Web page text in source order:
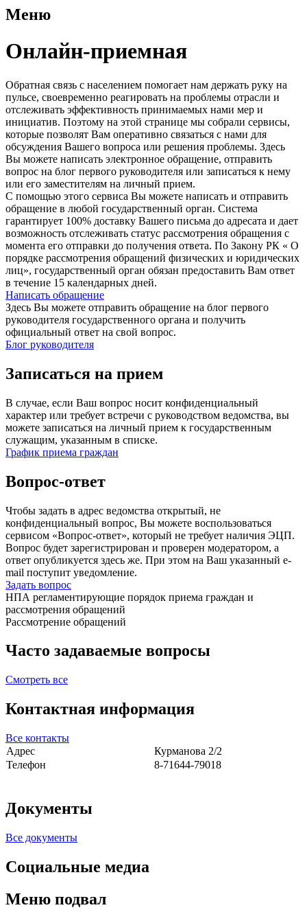
Меню
Онлайн-приемная
Обратная связь с населением помогает нам держать руку на
пульсе, своевременно реагировать на проблемы отрасли и
отслеживать эффективность принимаемых нами мер и
инициатив. Поэтому на этой странице мы собрали сервисы,
которые позволят Вам оперативно связаться с нами для
обсуждения Вашего вопроса или решения проблемы. Здесь
Вы можете написать электронное обращение, отправить
вопрос на блог первого руководителя или записаться к нему
или его заместителям на личный прием.
С помощью этого сервиса Вы можете написать и отправить
обращение в любой государственный орган. Система
гарантирует 100% доставку Вашего письма до адресата и дает
возможность отслеживать статус рассмотрения обращения с
момента его отправки до получения ответа. По Закону РК « О
порядке рассмотрения обращений физических и юридических
лиц», государственный орган обязан предоставить Вам ответ
в течение 15 календарных дней.
Написать обращение
Здесь Вы можете отправить обращение на блог первого
руководителя государственного органа и получить
официальный ответ на свой вопрос.
Блог руководителя
Записаться на прием
В случае, если Ваш вопрос носит конфиденциальный
характер или требует встречи с руководством ведомства, вы
можете записаться на личный прием к государственным
служащим, указанным в списке.
График приема граждан
Вопрос-ответ
Чтобы задать в адрес ведомства открытый, не
конфиденциальный вопрос, Вы можете воспользоваться
сервисом «Вопрос-ответ», который не требует наличия ЭЦП.
Вопрос будет зарегистрирован и проверен модератором, а
ответ опубликуется здесь же. При этом на Ваш указанный e-
mail поступит уведомление.
Задать вопрос
НПА регламентирующие порядок приема граждан и
рассмотрения обращений
Рассмотрение обращений
Часто задаваемые вопросы
Смотреть все
Контактная информация
Все контакты
Адрес
Курманова 2/2
Телефон
8-71644-79018
Документы
Все документы
Социальные медиа
Меню подвал